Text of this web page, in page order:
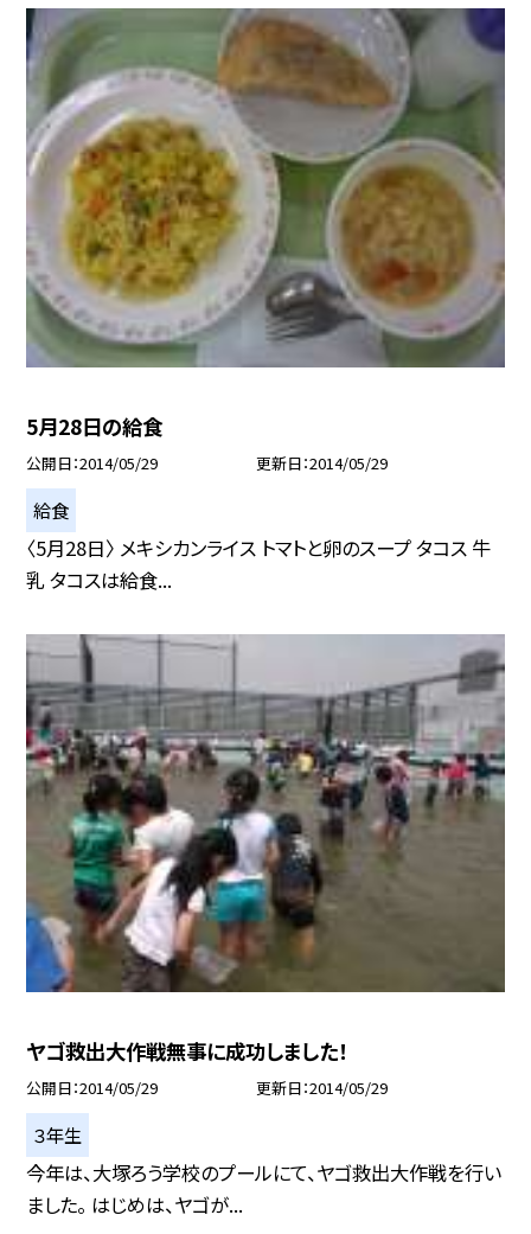
5月28日の給食
公開日 2014/05/29 更新日 2014/05/29
給食
〈5月28日〉 メキシカンライス トマトと卵のスープ タコス 牛
乳 タコスは給食...
ヤゴ救出大作戦無事に成功しました！
公開日 2014/05/29 更新日 2014/05/29
３年生
今年は、大塚ろう学校のプールにて、ヤゴ救出大作戦を行い
ました。 はじめは、ヤゴが...